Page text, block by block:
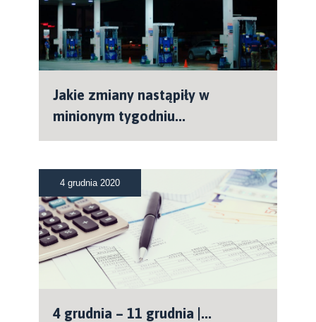
Jakie zmiany nastąpiły w
minionym tygodniu...
4 grudnia 2020
4 grudnia – 11 grudnia |...